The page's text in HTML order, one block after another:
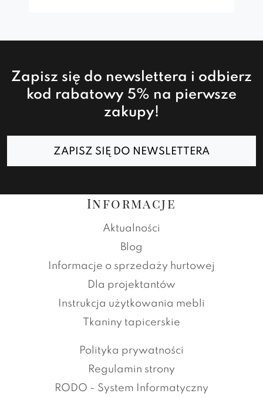
Zapisz się do newslettera i odbierz
kod rabatowy 5% na pierwsze
zakupy!
ZAPISZ SIĘ DO NEWSLETTERA
Informacje
Aktualności
Blog
Informacje o sprzedaży hurtowej
Dla projektantów
Instrukcja użytkowania mebli
Tkaniny tapicerskie
Polityka prywatności
Regulamin strony
RODO - System Informatyczny